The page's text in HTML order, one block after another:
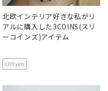
北欧インテリア好きな私がリ
アルに購入した3COINS(スリ
ーコインズ)アイテム
100yen